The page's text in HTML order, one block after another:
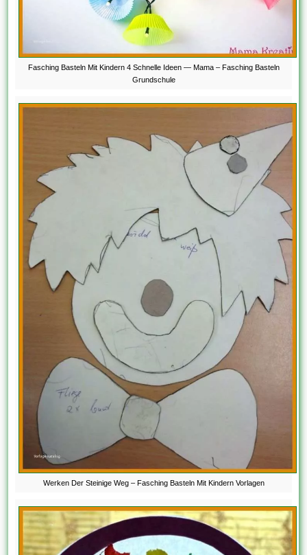
Fasching Basteln Mit Kindern 4 Schnelle Ideen — Mama – Fasching Basteln
Grundschule
Werken Der Steinige Weg – Fasching Basteln Mit Kindern Vorlagen